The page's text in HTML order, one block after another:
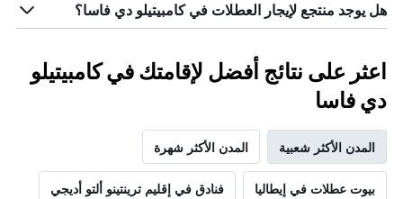
هل يوجد منتجع لإيجار العطلات في كامبيتيلو دي فاسا؟
اعثر على نتائج أفضل لإقامتك في كامبيتيلو
دي فاسا
المدن الأكثر شعبية المدن الأكثر شهرة
بيوت عطلات في إيطاليا فنادق في إقليم ترينتينو ألتو أديجي